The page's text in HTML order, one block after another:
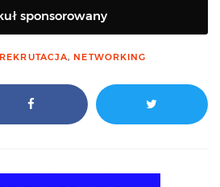
sponsorowany
REKRUTACJA, NETWORKING